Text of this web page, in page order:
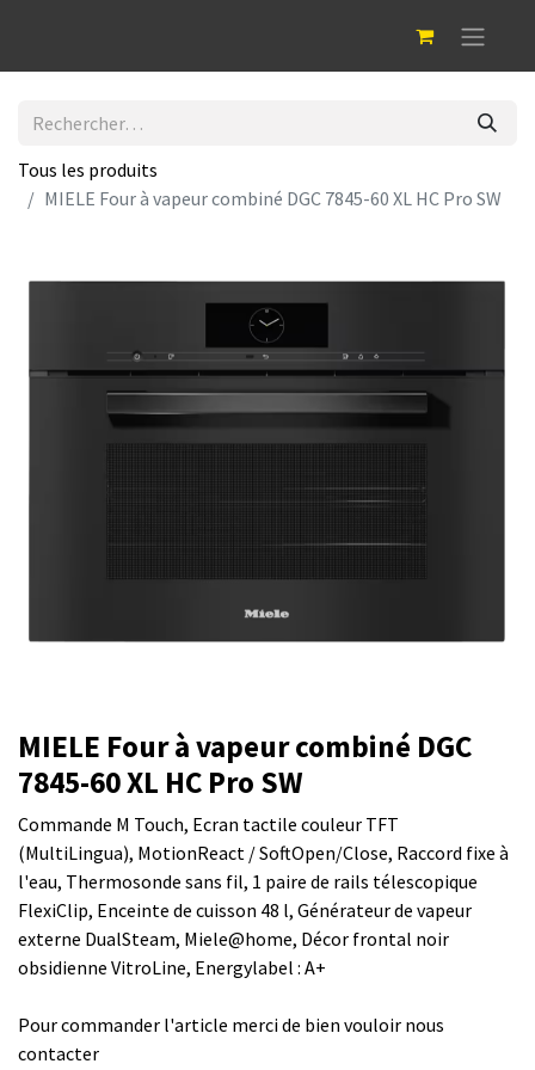
Tous les produits
MIELE Four à vapeur combiné DGC 7845-60 XL HC Pro SW
MIELE Four à vapeur combiné DGC
7845-60 XL HC Pro SW
Commande M Touch, Ecran tactile couleur TFT
(MultiLingua), MotionReact / SoftOpen/Close, Raccord fixe à
l'eau, Thermosonde sans fil, 1 paire de rails télescopique
FlexiClip, Enceinte de cuisson 48 l, Générateur de vapeur
externe DualSteam, Miele@home, Décor frontal noir
obsidienne VitroLine, Energylabel : A+
Pour commander l'article merci de bien vouloir nous
contacter